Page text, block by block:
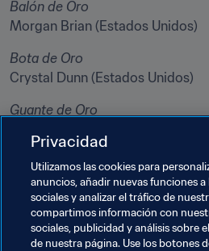
Morgan Brian (Estados Unidos)
Crystal Dunn (Estados Unidos)
Estados Unidos
Temas relacionados
Privacidad
Utilizamos las cookies para
anuncios, añadir nuevas funciones
sociales y analizar el tráfico de
compartimos información con
sociales, publicidad y análisis sobre
de nuestra página. Use los botones